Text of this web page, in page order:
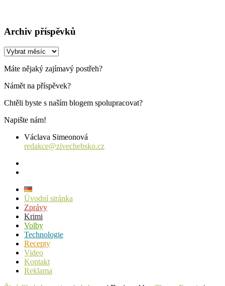
Archiv příspěvků
Archiv
Máte nějaký zajímavý postřeh?
Námět na příspěvek?
Chtěli byste s naším blogem spolupracovat?
Napište nám!
Václava Simeonová
redakce@zivechebsko.cz
Úvodní stránka
Zprávy
Krimi
Volby
Technologie
Recepty
Video
Kontakt
Reklama